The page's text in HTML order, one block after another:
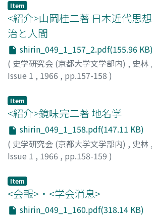
Item
<紹介>山岡桂二著 日本近代思
治と人間
shirin_049_1_157_2.pdf(155.96 KB)
( 史学研究会 (京都大学文学部内) , 史林 ,
Issue 1 , 1966 , pp.157-158 )
Item
<紹介>鏡味完二著 地名学
shirin_049_1_158.pdf(147.11 KB)
( 史学研究会 (京都大学文学部内) , 史林 ,
Issue 1 , 1966 , pp.158-159 )
Item
<会報>・<学会消息>
shirin_049_1_160.pdf(318.14 KB)